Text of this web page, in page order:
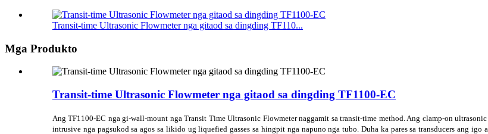
Transit-time Ultrasonic Flowmeter nga gitaod sa dingding TF110...
Mga Produkto
Transit-time Ultrasonic Flowmeter nga gitaod sa dingding TF1100-EC
Ang TF1100-EC nga gi-wall-mount nga Transit Time Ultrasonic Flowmeter naggamit sa transit-time method. Ang clamp-on
intrusive nga pagsukod sa agos sa likido ug liquefied gasses sa hingpit nga napuno nga tubo. Duha ka pares sa transducers ang